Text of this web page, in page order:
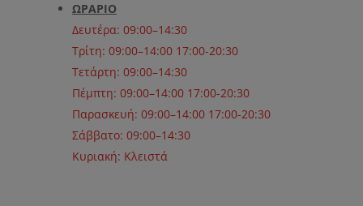
ΩΡΑΡΙΟ
Δευτέρα: 09:00–14:30
Τρίτη: 09:00–14:00 17:00-20:30
Τετάρτη: 09:00–14:30
Πέμπτη: 09:00–14:00 17:00-20:30
Παρασκευή: 09:00–14:00 17:00-20:30
Σάββατο: 09:00–14:30
Κυριακή: Κλειστά